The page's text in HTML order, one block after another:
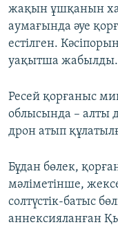
жақын ұшқанын
аумағында әуе
естілген.
уақытша жабылды.
Ресей қорғаныс
облысында – алты
дрон атып
Бұдан бөлек,
мәліметінше,
солтүстік-батыс
аннексияланған